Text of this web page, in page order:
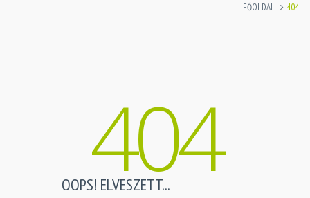
FŐOLDAL 404
404
OOPS! ELVESZETT...